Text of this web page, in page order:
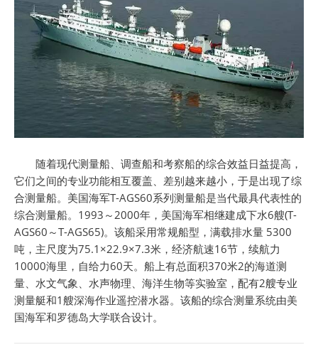
随着现代测量船、调查船和考察船的综合效益日益提高，
它们之间的专业功能相互覆盖、差别越来越小，于是出现了综
合测量船。美国海军T-AGS60系列测量船是当代最具代表性的
综合测量船。1993～2000年，美国海军相继建成下水6艘(T-
AGS60～T-AGS65)。该船采用常规船型，满载排水量 5300
吨，主尺度为75.1×22.9×7.3米，经济航速16节，续航力
10000海里，自给力60天。船上有总面积370米2的海道测
量、水文气象、水声物理、海洋生物等实验室，配有2艘专业
测量艇和1艘深海作业遥控潜水器。该船的综合测量系统由美
国海军和罗德岛大学联合设计。